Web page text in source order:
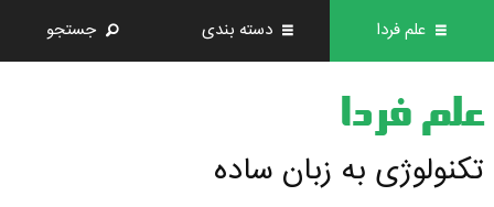
علم فردا دسته بندی جستجو
علم فردا
تکنولوژی به زبان ساده